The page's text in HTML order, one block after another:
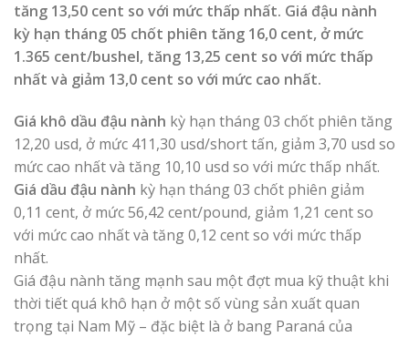
tăng 13,50 cent so với mức thấp nhất. Giá đậu nành
kỳ hạn tháng 05 chốt phiên tăng 16,0 cent, ở mức
1.365 cent/bushel, tăng 13,25 cent so với mức thấp
nhất và giảm 13,0 cent so với mức cao nhất.
Giá khô dầu đậu nành kỳ hạn tháng 03 chốt phiên tăng
12,20 usd, ở mức 411,30 usd/short tấn, giảm 3,70 usd so
mức cao nhất và tăng 10,10 usd so với mức thấp nhất.
Giá dầu đậu nành kỳ hạn tháng 03 chốt phiên giảm
0,11 cent, ở mức 56,42 cent/pound, giảm 1,21 cent so
với mức cao nhất và tăng 0,12 cent so với mức thấp
nhất.
Giá đậu nành tăng mạnh sau một đợt mua kỹ thuật khi
thời tiết quá khô hạn ở một số vùng sản xuất quan
trọng tại Nam Mỹ – đặc biệt là ở bang Paraná của